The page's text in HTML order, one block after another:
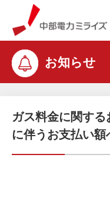
お知らせ
ガス料金に関す
に伴うお支払い額